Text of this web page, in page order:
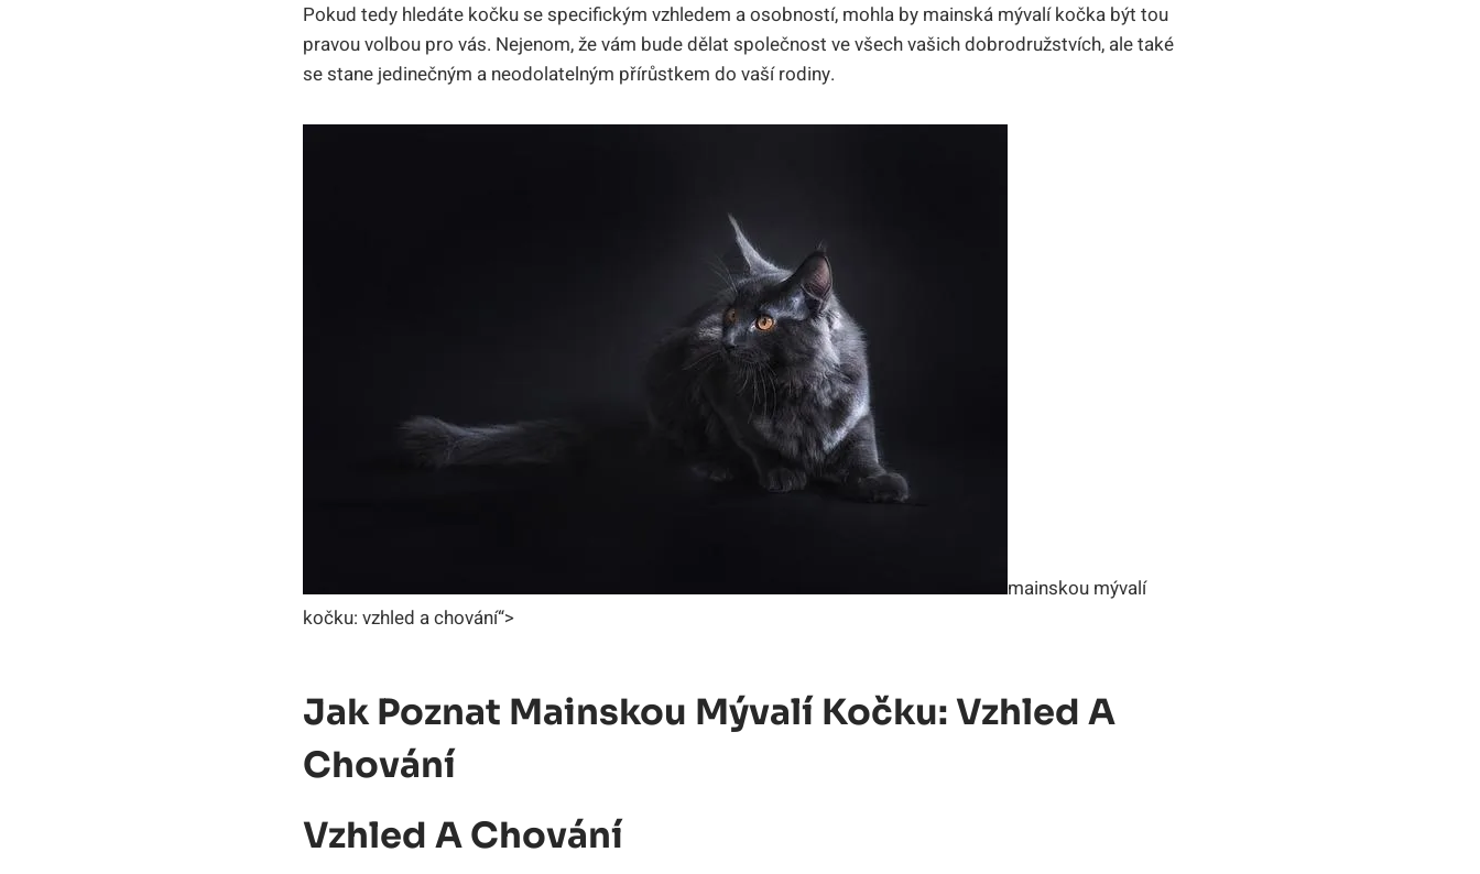
Pokud tedy hledáte kočku se specifickým vzhledem a osobností, mohla by mainská mývalí kočka být tou
pravou volbou pro vás. Nejenom, že vám bude dělat společnost ve všech vašich dobrodružstvích, ale také
se stane jedinečným a neodolatelným přírůstkem do vaší rodiny.
mainskou mývalí
kočku: vzhled a chování“>
Jak Poznat Mainskou Mývalí Kočku: Vzhled A
Chování
Vzhled A Chování